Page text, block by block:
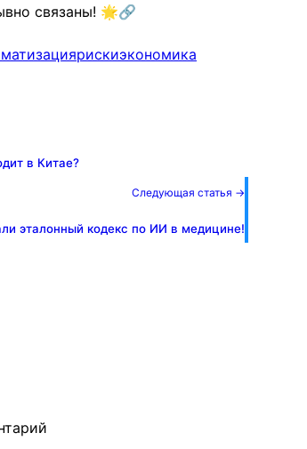
связаны! 🌟🔗
рискиэкономика
в Китае?
Следующая статья →
эталонный кодекс по ИИ в медицине!